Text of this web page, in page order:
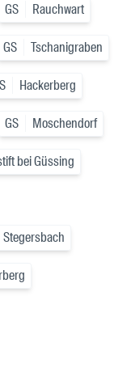
GS Rauchwart
GS Tschanigraben
Hackerberg
GS Moschendorf
bei Güssing
Stegersbach